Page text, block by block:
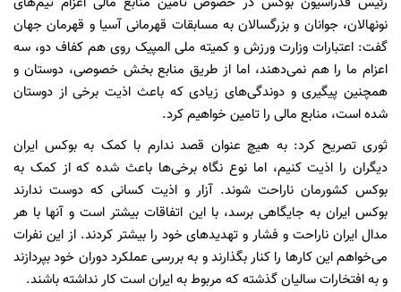
نونهالان، جوانان و بزرگسالان به مسابقات قهرمانی آسیا و قهرمان جهان
گفت: اعتبارات وزارت ورزش و کمیته ملی المپیک روی هم کفاف دو، سه
اعزام ما را هم نمی‌دهند، اما از طریق منابع بخش خصوصی، دوستان و
همچنین پیگیری و دوندگی‌های زیادی که باعث اذیت برخی از دوستان
شده است، منابع مالی را تامین خواهیم کرد.
ثوری تصریح کرد: به هیچ عنوان قصد ندارم با کمک به بوکس ایران
دیگران را اذیت کنیم، اما نوع نگاه‌ برخی‌ها باعث شده که از کمک‌ به
بوکس کشورمان ناراحت شوند. آزار و اذیت کسانی که دوست ندارند
بوکس ایران به جایگاهی برسد، با این اتفاقات بیشتر است و آنها با هر
مدال ایران ناراحت و فشار و تهدیدهای خود را بیشتر کردند. از این نفرات
می‌خواهم این کارها را کنار بگذارند و به بررسی عملکرد دوران خود بپردازند
و به افتخارات سالیان گذشته که مربوط به ایران است کار نداشته باشند.